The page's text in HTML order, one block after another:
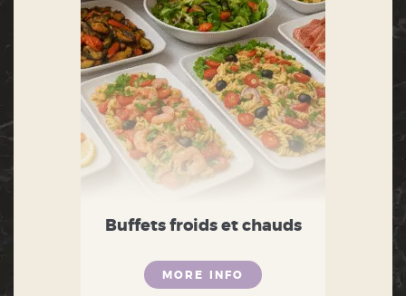
Buffets froids et chauds
MORE INFO